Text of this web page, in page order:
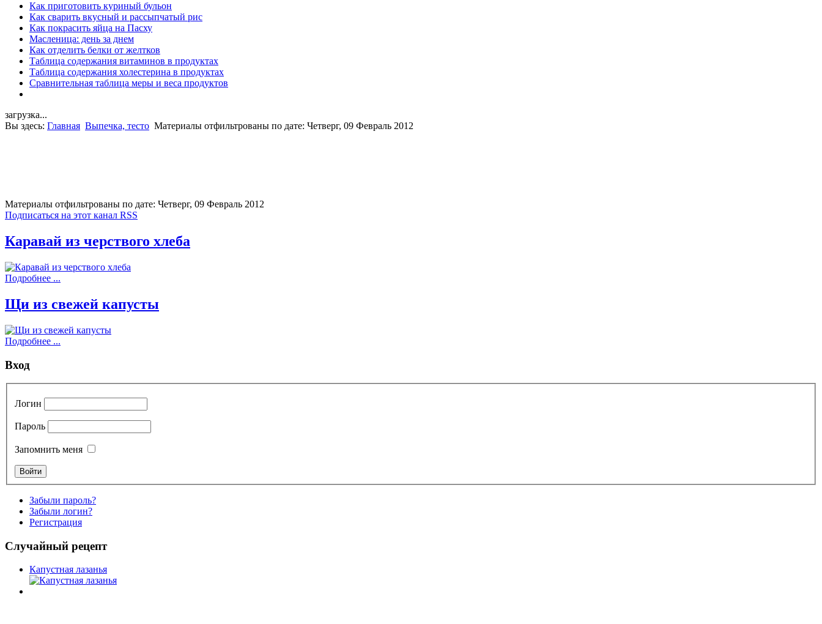
Как приготовить куриный бульон
Как сварить вкусный и рассыпчатый рис
Как покрасить яйца на Пасху
Масленица: день за днем
Как отделить белки от желтков
Таблица содержания витаминов в продуктах
Таблица содержания холестерина в продуктах
Сравнительная таблица меры и веса продуктов
загрузка...
Вы здесь: Главная Выпечка, тесто Материалы отфильтрованы по дате: Четверг, 09 Февраль 2012
Материалы отфильтрованы по дате: Четверг, 09 Февраль 2012
Подписаться на этот канал RSS
Каравай из черствого хлеба
Подробнее ...
Щи из свежей капусты
Подробнее ...
Вход
Логин
Пароль
Запомнить меня
Забыли пароль?
Забыли логин?
Регистрация
Случайный рецепт
Капустная лазанья